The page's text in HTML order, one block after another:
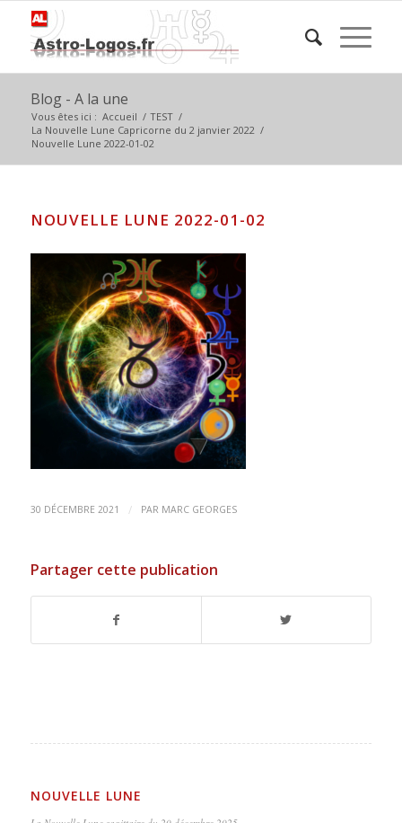
Blog - A la une
Vous êtes ici : Accueil / TEST /
La Nouvelle Lune Capricorne du 2 janvier 2022 /
Nouvelle Lune 2022-01-02
NOUVELLE LUNE 2022-01-02
30 DÉCEMBRE 2021 / PAR MARC GEORGES
Partager cette publication
NOUVELLE LUNE